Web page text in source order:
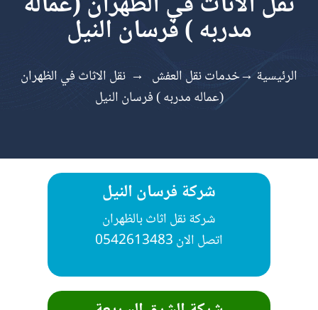
مدربه ) فرسان النيل
الرئيسية →خدمات نقل العفش → نقل الاثاث في الظهران
(عماله مدربه ) فرسان النيل
شركة فرسان النيل
شركة نقل اثاث بالظهران